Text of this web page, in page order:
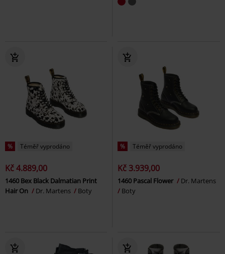
% Téměř vyprodáno
Kč 4.889,00
1460 Bex Black Dalmatian Print
Hair On
Dr. Martens Boty
% Téměř vyprodáno
Kč 3.939,00
1460 Pascal Flower
Dr. Martens
Boty